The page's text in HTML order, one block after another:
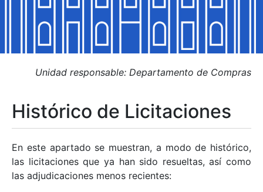
Mostrar/Ocultar
Mostrar/Ocultar
Mostrar/Ocultar
Mostrar/Ocultar
Mostrar/Ocultar
Unidad responsable: Departamento de Compras
Histórico de Licitaciones
En este apartado se muestran, a modo de histórico,
las licitaciones que ya han sido resueltas, así como
las adjudicaciones menos recientes: